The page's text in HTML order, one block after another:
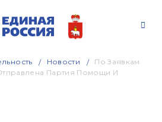
Новости
По Заявкам
Партия Помощи И